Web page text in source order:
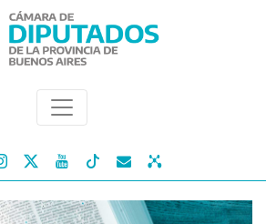
  